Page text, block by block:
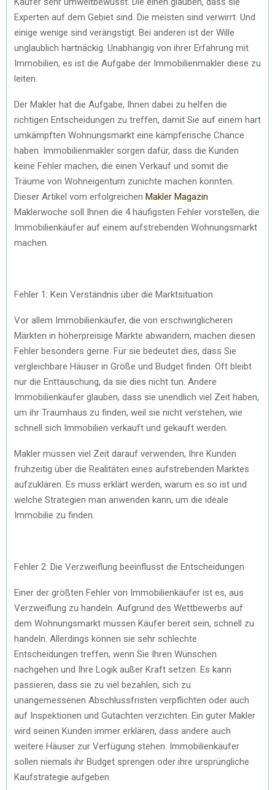
Experten auf dem Gebiet sind. Die meisten sind verwirrt. Und
einige wenige sind verängstigt. Bei anderen ist der Wille
unglaublich hartnäckig. Unabhängig von ihrer Erfahrung mit
Immobilien, es ist die Aufgabe der Immobilienmakler diese zu
leiten.
Der Makler hat die Aufgabe, Ihnen dabei zu helfen die
richtigen Entscheidungen zu treffen, damit Sie auf einem hart
umkämpften Wohnungsmarkt eine kämpferische Chance
haben. Immobilienmakler sorgen dafür, dass die Kunden
keine Fehler machen, die einen Verkauf und somit die
Träume von Wohneigentum zunichte machen könnten.
Dieser Artikel vom erfolgreichen Makler Magazin
Maklerwoche soll Ihnen die 4 häufigsten Fehler vorstellen, die
Immobilienkäufer auf einem aufstrebenden Wohnungsmarkt
machen.
Fehler 1: Kein Verständnis über die Marktsituation
Vor allem Immobilienkäufer, die von erschwinglicheren
Märkten in höherpreisige Märkte abwandern, machen diesen
Fehler besonders gerne. Für sie bedeutet dies, dass Sie
vergleichbare Häuser in Größe und Budget finden. Oft bleibt
nur die Enttäuschung, da sie dies nicht tun. Andere
Immobilienkäufer glauben, dass sie unendlich viel Zeit haben,
um ihr Traumhaus zu finden, weil sie nicht verstehen, wie
schnell sich Immobilien verkauft und gekauft werden.
Makler müssen viel Zeit darauf verwenden, Ihre Kunden
frühzeitig über die Realitäten eines aufstrebenden Marktes
aufzuklären. Es muss erklärt werden, warum es so ist und
welche Strategien man anwenden kann, um die ideale
Immobilie zu finden.
Fehler 2: Die Verzweiflung beeinflusst die Entscheidungen
Einer der größten Fehler von Immobilienkäufer ist es, aus
Verzweiflung zu handeln. Aufgrund des Wettbewerbs auf
dem Wohnungsmarkt müssen Käufer bereit sein, schnell zu
handeln. Allerdings können sie sehr schlechte
Entscheidungen treffen, wenn Sie Ihren Wünschen
nachgehen und Ihre Logik außer Kraft setzen. Es kann
passieren, dass sie zu viel bezahlen, sich zu
unangemessenen Abschlussfristen verpflichten oder auch
auf Inspektionen und Gutachten verzichten. Ein guter Makler
wird seinen Kunden immer erklären, dass andere auch
weitere Häuser zur Verfügung stehen. Immobilienkäufer
sollen niemals ihr Budget sprengen oder ihre ursprüngliche
Kaufstrategie aufgeben.